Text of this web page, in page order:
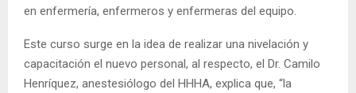
en enfermería, enfermeros y enfermeras del equipo.
Este curso surge en la idea de realizar una nivelación y
capacitación el nuevo personal, al respecto, el Dr. Camilo
Henríquez, anestesiólogo del HHHA, explica que, “la